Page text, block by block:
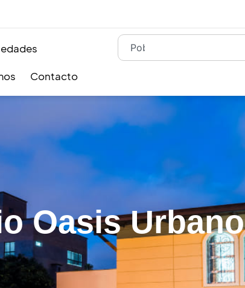
Contacto
Oasis Urbano